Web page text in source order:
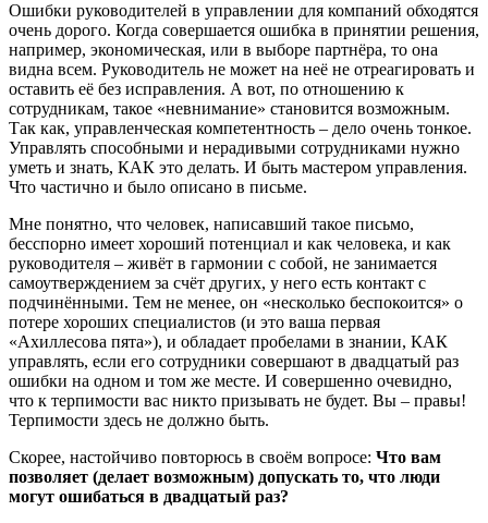
Ошибки руководителей в управлении для компаний обходятся
очень дорого. Когда совершается ошибка в принятии решения,
например, экономическая, или в выборе партнёра, то она
видна всем. Руководитель не может на неё не отреагировать и
оставить её без исправления. А вот, по отношению к
сотрудникам, такое «невнимание» становится возможным.
Так как, управленческая компетентность – дело очень тонкое.
Управлять способными и нерадивыми сотрудниками нужно
уметь и знать, КАК это делать. И быть мастером управления.
Что частично и было описано в письме.
Мне понятно, что человек, написавший такое письмо,
бесспорно имеет хороший потенциал и как человека, и как
руководителя – живёт в гармонии с собой, не занимается
самоутверждением за счёт других, у него есть контакт с
подчинёнными. Тем не менее, он «несколько беспокоится» о
потере хороших специалистов (и это ваша первая
«Ахиллесова пята»), и обладает пробелами в знании, КАК
управлять, если его сотрудники совершают в двадцатый раз
ошибки на одном и том же месте. И совершенно очевидно,
что к терпимости вас никто призывать не будет. Вы – правы!
Терпимости здесь не должно быть.
Скорее, настойчиво повторюсь в своём вопросе: Что вам
позволяет (делает возможным) допускать то, что люди
могут ошибаться в двадцатый раз?